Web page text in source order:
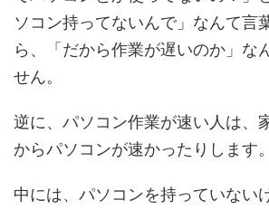
ソコン持ってないんで」なんて言
ら、「だから作業が遅いのか」な
せん。
逆に、パソコン作業が速い人は、
からパソコンが速かったりします。
中には、パソコンを持っていない